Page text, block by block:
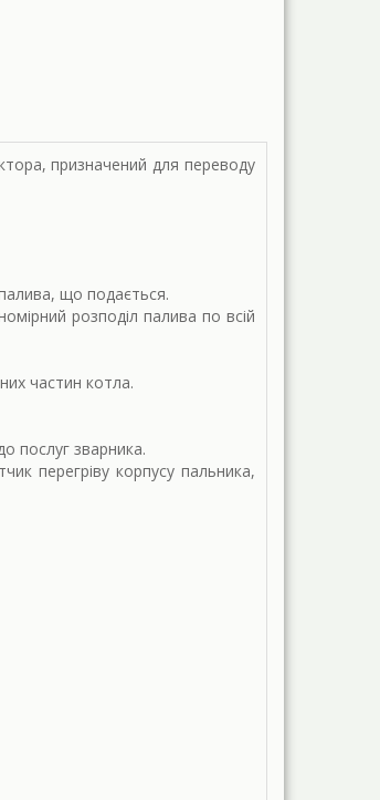
призначений для переводу
що подається.
розподіл палива по всій
частин котла.
послуг зварника.
перегріву корпусу пальника,